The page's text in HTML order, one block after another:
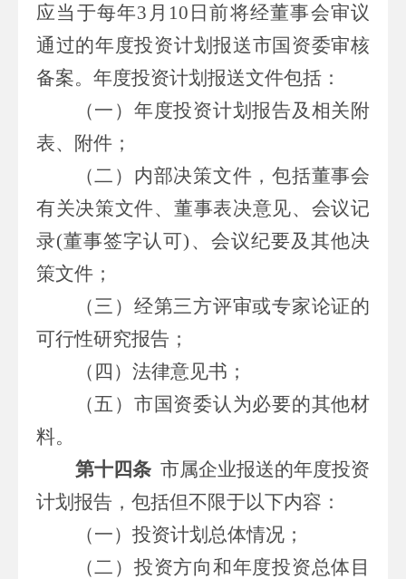
应当于每年3 月 10 日前将经董事会审议
通过的年度投资计划报送市国资委审核
备案。年度投资计划报送文件包括：
（一） 年度投资计划报告及相关附
表、附件；
（二） 内部决策文件，包括董事会
有关决策文件、董事表决意见、会议记
录(董事签字认可) 、会议纪要及其他决
策文件；
（三） 经第三方评审或专家论证的
可行性研究报告；
（四） 法律意见书；
（五）市国资委认为必要的其他材
料。
第十四条 市属企业报送的年度投资
计划报告，包括但不限于以下内容：
（一） 投资计划总体情况；
（二） 投资方向和年度投资总体目